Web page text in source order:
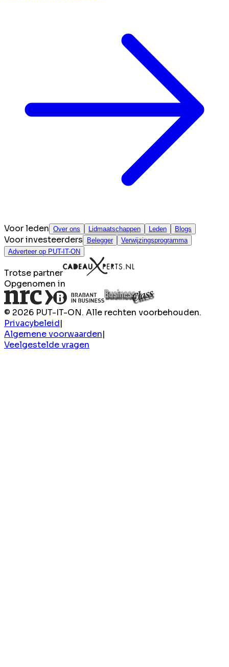
Voor leden Over ons Lidmaatschappen Leden Blogs
Voor investeerders Belegger
Verwijzingsprogramma
Adverteer op PUT-IT-ON
Trotse partner
Opgenomen in
© 2026 PUT-IT-ON. Alle rechten voorbehouden.
Privacybeleid|
Algemene voorwaarden|
Veelgestelde vragen